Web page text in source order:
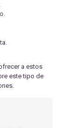
a estos
este tipo de